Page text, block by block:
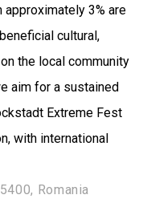
3% are
cultural,
the local community
aim for a sustained
Extreme Fest
with international
Romania